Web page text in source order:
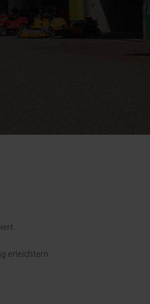
erleichtern.